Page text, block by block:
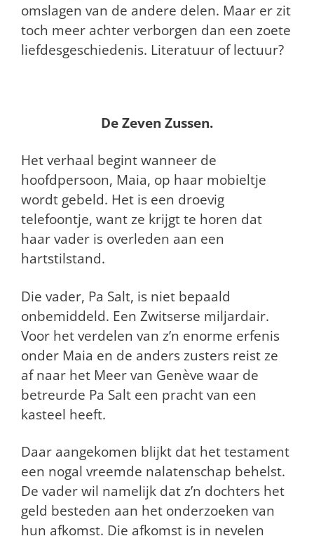
omslagen van de andere delen. Maar er zit
toch meer achter verborgen dan een zoete
liefdesgeschiedenis. Literatuur of lectuur?
De Zeven Zussen.
Het verhaal begint wanneer de
hoofdpersoon, Maia, op haar mobieltje
wordt gebeld. Het is een droevig
telefoontje, want ze krijgt te horen dat
haar vader is overleden aan een
hartstilstand.
Die vader, Pa Salt, is niet bepaald
onbemiddeld. Een Zwitserse miljardair.
Voor het verdelen van z’n enorme erfenis
onder Maia en de anders zusters reist ze
af naar het Meer van Genève waar de
betreurde Pa Salt een pracht van een
kasteel heeft.
Daar aangekomen blijkt dat het testament
een nogal vreemde nalatenschap behelst.
De vader wil namelijk dat z’n dochters het
geld besteden aan het onderzoeken van
hun afkomst. Die afkomst is in nevelen